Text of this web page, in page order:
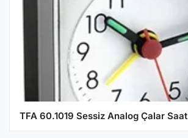
TFA 60.1019 Sessiz Analog Çalar Saat